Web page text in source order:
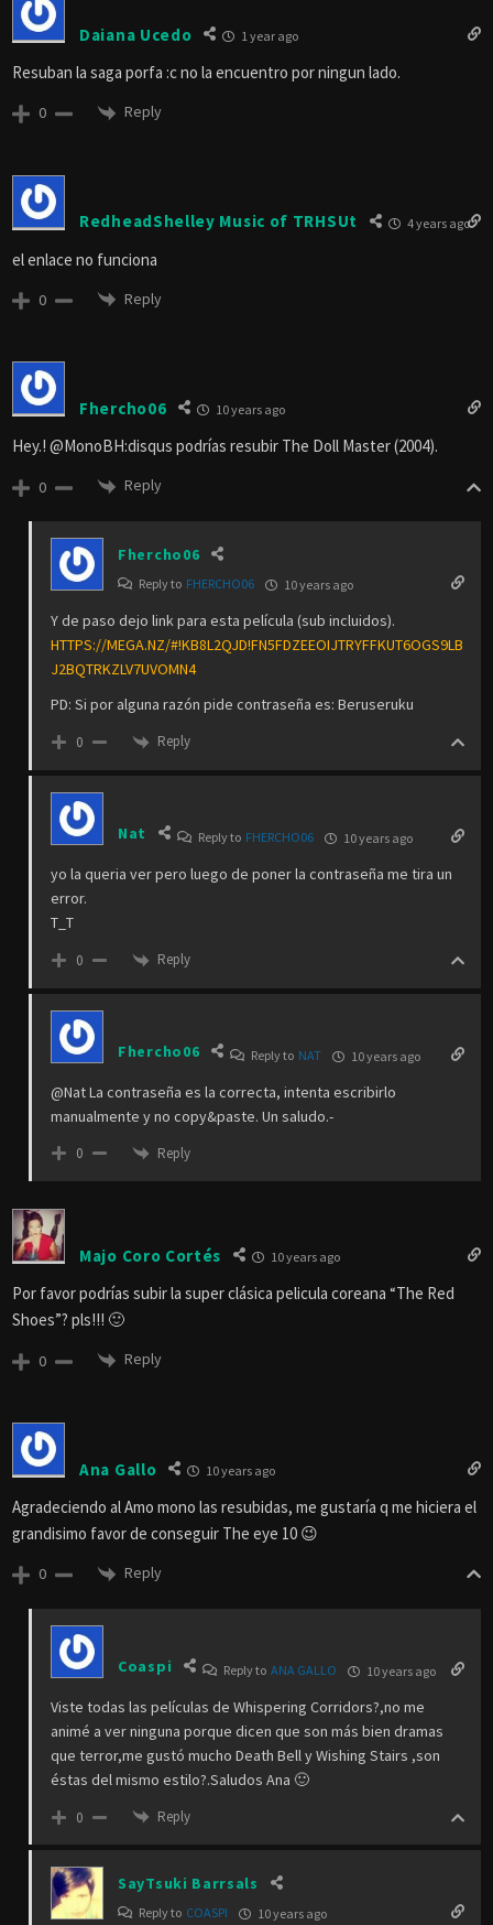
Daiana Ucedo 1 year ago
Resuban la saga porfa :c no la encuentro por ningun lado.
0 Reply
RedheadShelley Music of TRHSUt 4 years ago
el enlace no funciona
0 Reply
Fhercho06 10 years ago
Hey.! @MonoBH:disqus podrías resubir The Doll Master (2004).
0 Reply
Fhercho06
Reply to FHERCHO06 10 years ago
Y de paso dejo link para esta película (sub incluidos).
HTTPS://MEGA.NZ/#!KB8L2QJD!FN5FDZEEOIJTRYFFKUT6OGS9LB
J2BQTRKZLV7UVOMN4
PD: Si por alguna razón pide contraseña es: Beruseruku
0 Reply
Nat Reply to FHERCHO06 10 years ago
yo la queria ver pero luego de poner la contraseña me tira un
error.
T_T
0 Reply
Fhercho06 Reply to NAT 10 years ago
@Nat La contraseña es la correcta, intenta escribirlo
manualmente y no copy&paste. Un saludo.-
0 Reply
Majo Coro Cortés 10 years ago
Por favor podrías subir la super clásica pelicula coreana “The Red
Shoes”? pls!!! 🙂
0 Reply
Ana Gallo 10 years ago
Agradeciendo al Amo mono las resubidas, me gustaría q me hiciera el
grandisimo favor de conseguir The eye 10 😉
0 Reply
Coaspi Reply toANA GALLO 10 years ago
Viste todas las películas de Whispering Corridors?,no me
animé a ver ninguna porque dicen que son más bien dramas
que terror,me gustó mucho Death Bell y Wishing Stairs ,son
éstas del mismo estilo?.Saludos Ana 🙂
0 Reply
SayTsuki Barrsals
Reply to COASPI 10 years ago